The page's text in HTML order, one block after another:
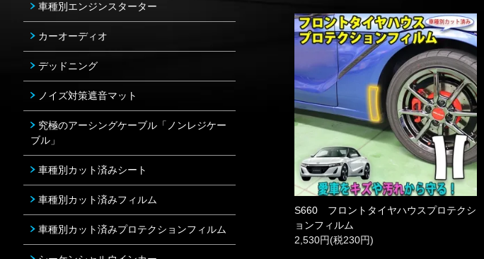
S660 フロントタイヤハウスプロテクシ
ョンフィルム
2,530円(税230円)
車種別エンジンスターター
カーオーディオ
デッドニング
ノイズ対策遮音マット
究極のアーシングケーブル「ノンレジケー
ブル」
車種別カット済みシート
車種別カット済みフィルム
車種別カット済みプロテクションフィルム